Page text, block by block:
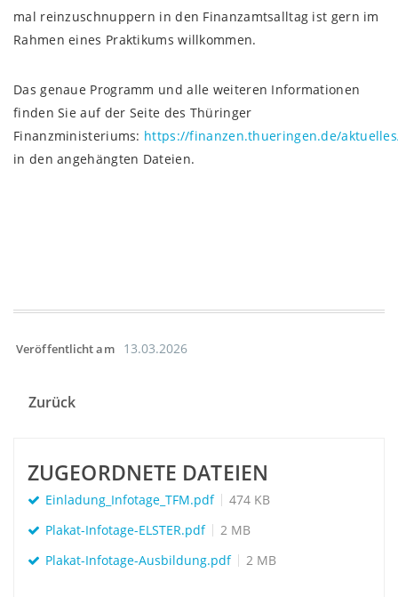
mal reinzuschnuppern in den Finanzamtsalltag ist gern im
Rahmen eines Praktikums willkommen.
Das genaue Programm und alle weiteren Informationen
finden Sie auf der Seite des Thüringer
Finanzministeriums: https://finanzen.thueringen.de/
in den angehängten Dateien.
Veröffentlicht am 13.03.2026
Zurück
ZUGEORDNETE DATEIEN
Einladung_Infotage_TFM.pdf
474 KB
Plakat-Infotage-ELSTER.pdf
2 MB
Plakat-Infotage-Ausbildung.pdf
2 MB